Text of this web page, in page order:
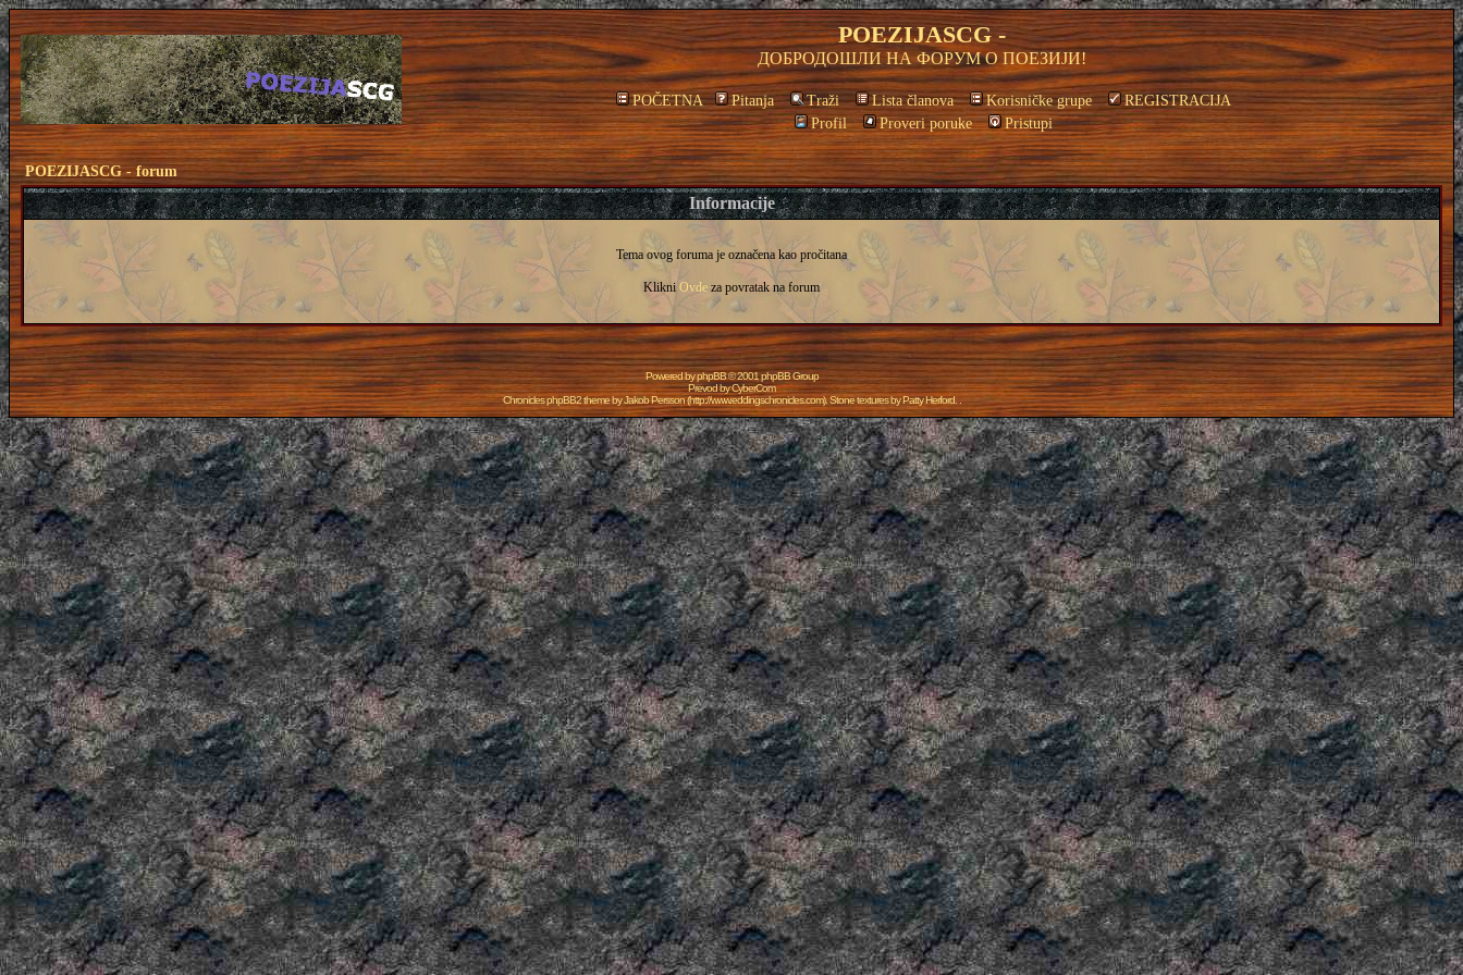
POEZIJASCG -
ДОБРОДОШЛИ НА ФОРУМ О ПОЕЗИЈИ!
POČETNA Pitanja Traži Lista članova Korisničke grupe
REGISTRACIJA
Profil
Proveri poruke Pristupi
POEZIJASCG - forum
Informacije
Tema ovog foruma je označena kao pročitana
KlikniOvde za povratak na forum
Powered byphpBB© 2001 phpBB Group
Prevod byCyberCom
Chronicles phpBB2 theme byJakob Persson(http://www.eddingschronicles.com). Stone textures byPatty Herford. .